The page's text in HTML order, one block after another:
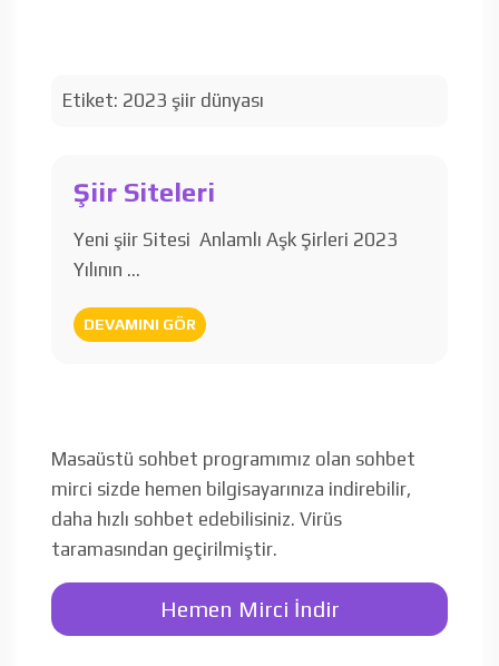
Etiket: 2023 şiir dünyası
Şiir Siteleri
Yeni şiir Sitesi Anlamlı Aşk Şirleri 2023
Yılının …
DEVAMINI GÖR
Masaüstü sohbet programımız olan sohbet
mirci sizde hemen bilgisayarınıza indirebilir,
daha hızlı sohbet edebilisiniz. Virüs
taramasından geçirilmiştir.
Hemen Mirci İndir